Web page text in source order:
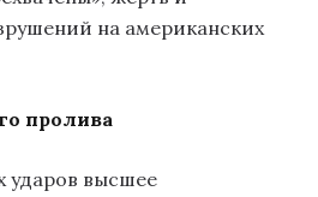
на американских
пролива
ударов высшее